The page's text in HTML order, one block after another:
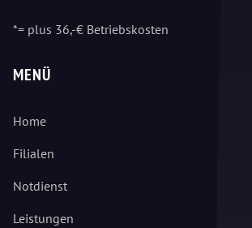
*= plus 36,-€ Betriebskosten
MENÜ
Home
Filialen
Notdienst
Leistungen